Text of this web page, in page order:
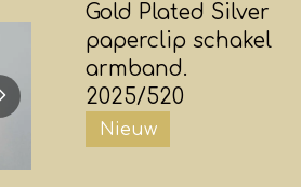
Gold Plated Silver
paperclip schakel
armband.
2025/520
Nieuw